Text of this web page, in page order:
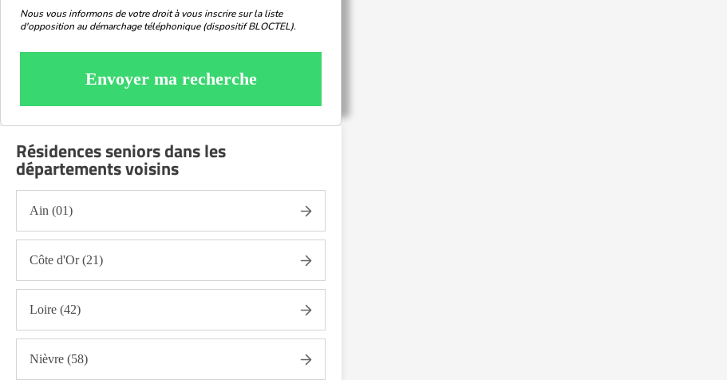
Nous vous informons de votre droit à vous inscrire sur la liste
d'opposition au démarchage téléphonique (dispositif BLOCTEL).
Envoyer ma recherche
Résidences seniors dans les
départements voisins
Ain (01)
Côte d'Or (21)
Loire (42)
Nièvre (58)